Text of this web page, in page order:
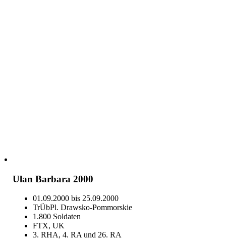
Ulan Barbara 2000
01.09.2000 bis 25.09.2000
TrÜbPl. Drawsko-Pommorskie
1.800 Soldaten
FTX, UK
3. RHA, 4. RA und 26. RA